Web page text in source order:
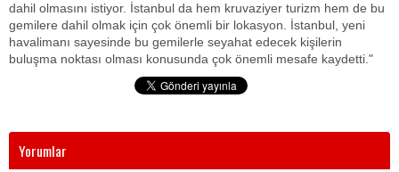
dahil olmasını istiyor. İstanbul da hem kruvaziyer turizm hem de bu
gemilere dahil olmak için çok önemli bir lokasyon. İstanbul, yeni
havalimanı sayesinde bu gemilerle seyahat edecek kişilerin
buluşma noktası olması konusunda çok önemli mesafe kaydetti."
Yorumlar